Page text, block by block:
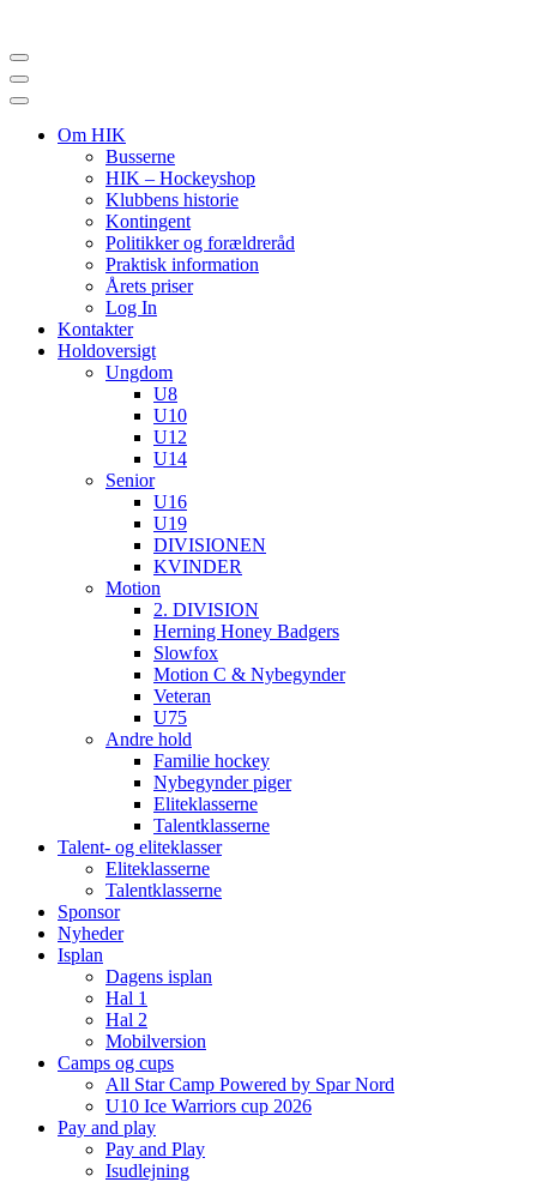
Navigation
menu
Navigation
menu
Om HIK
Busserne
HIK – Hockeyshop
Klubbens historie
Kontingent
Politikker og forældreråd
Praktisk information
Årets priser
Log In
Kontakter
Holdoversigt
Ungdom
U8
U10
U12
U14
Senior
U16
U19
DIVISIONEN
KVINDER
Motion
2. DIVISION
Herning Honey Badgers
Slowfox
Motion C & Nybegynder
Veteran
U75
Andre hold
Familie hockey
Nybegynder piger
Eliteklasserne
Talentklasserne
Talent- og eliteklasser
Eliteklasserne
Talentklasserne
Sponsor
Nyheder
Isplan
Dagens isplan
Hal 1
Hal 2
Mobilversion
Camps og cups
All Star Camp Powered by Spar Nord
U10 Ice Warriors cup 2026
Pay and play
Pay and Play
Isudlejning